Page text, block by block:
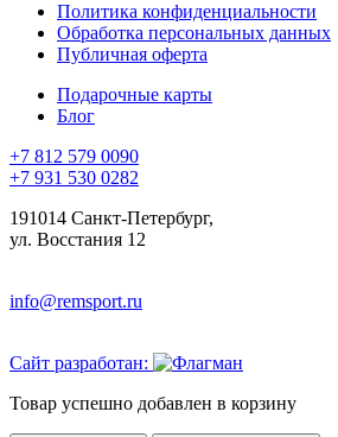
Политика конфиденциальности
Обработка персональных данных
Публичная оферта
Подарочные карты
Блог
+7 812 579 0090
+7 931 530 0282
191014 Санкт-Петербург,
ул. Восстания 12
info@remsport.ru
Сайт разработан:
Товар успешно добавлен в корзину